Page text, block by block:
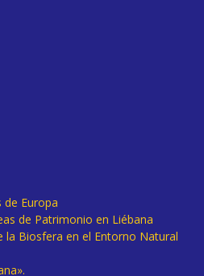
de Europa
de Patrimonio en Liébana
la Biosfera en el Entorno Natural